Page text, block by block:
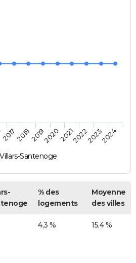
Villars-Santenoge
20172018201920202021202220232024
% des
logements
Moyenne
des villes
4,3 % 15,4 %